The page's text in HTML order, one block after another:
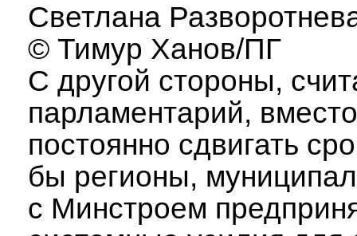
Светлана
© Тимур Ханов/ПГ
С другой стороны,
парламентарий,
постоянно сдвигать
бы регионы,
с Минстроем